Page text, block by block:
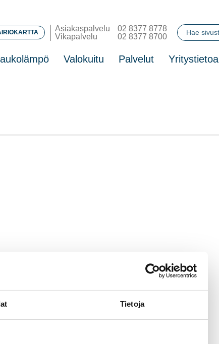
Tietoja
Asiakaspalvelu
02 8377 8778
Vikapalvelu
02 8377 8700
Valokuitu Palvelut Yritystietoa